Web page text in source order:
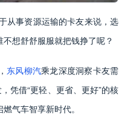
从事资源运输的卡友来说，选
想舒舒服服就把钱挣了呢？
东风柳汽乘龙深度洞察卡友需
凭借“更轻、更省、更好”的核
气车智享新时代。